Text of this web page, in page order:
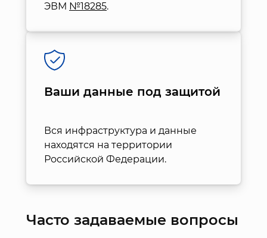
ЭВМ №18285.
Ваши данные под защитой
Вся инфраструктура и данные
находятся на территории
Российской Федерации.
Часто задаваемые вопросы